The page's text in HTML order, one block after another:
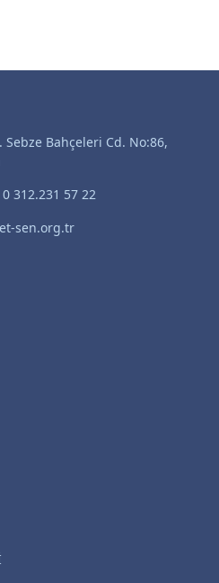
Sebze Bahçeleri Cd. No:86,
312.231 57 22
sen.org.tr